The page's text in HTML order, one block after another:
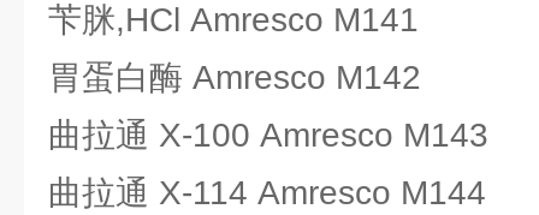
苄脒,HCl Amresco M141
胃蛋白酶 Amresco M142
曲拉通 X-100 Amresco M143
曲拉通 X-114 Amresco M144